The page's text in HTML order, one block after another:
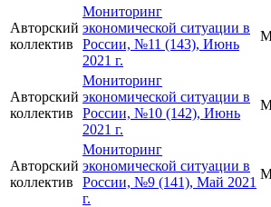
Авторский
коллектив
Мониторинг
экономической ситуации в
России, №11 (143), Июнь
2021 г.
Авторский
коллектив
Мониторинг
экономической ситуации в
России, №10 (142), Июнь
2021 г.
Авторский
коллектив
Мониторинг
экономической ситуации в
России, №9 (141), Май 2021
г.